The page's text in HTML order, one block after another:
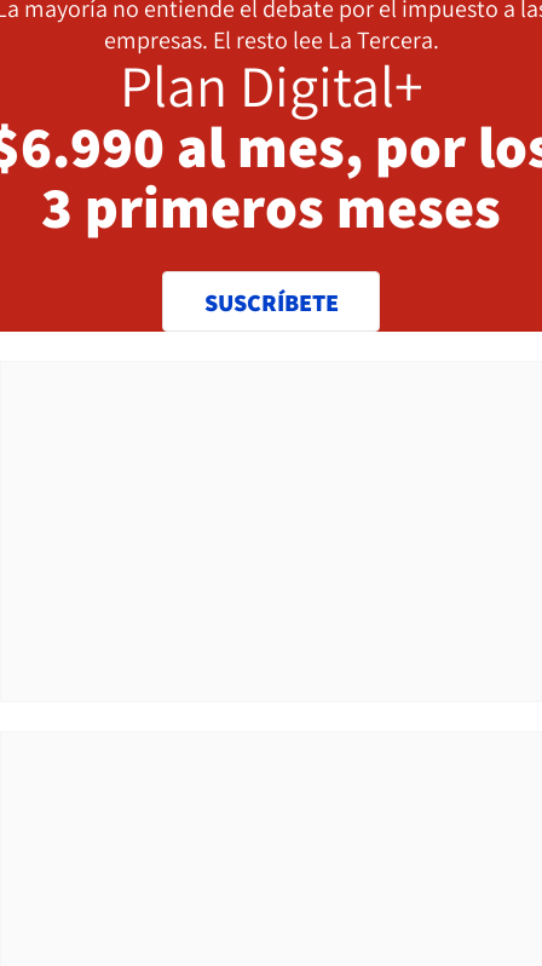
mayoría no entiende el debate por el impuesto a
empresas. El resto lee La Tercera.
Plan Digital+
al mes, por
3 primeros meses
SUSCRÍBETE